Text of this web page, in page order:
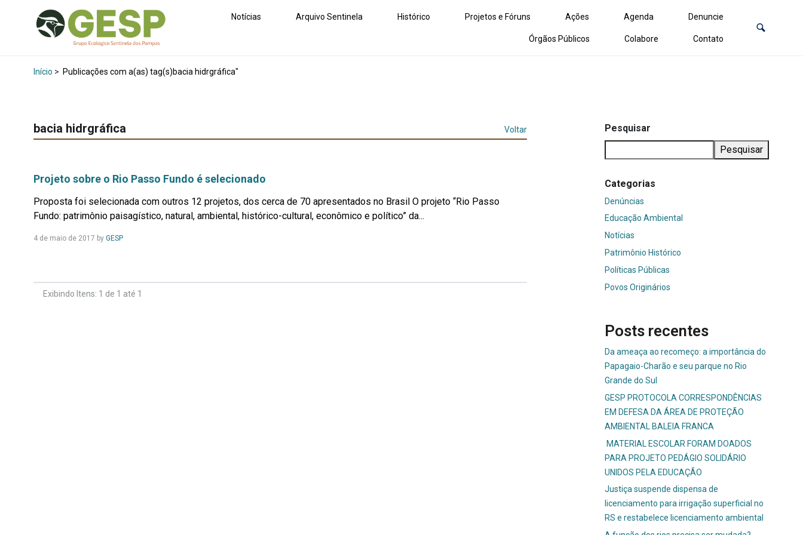
Notícias Arquivo Sentinela Histórico Projetos e Fóruns Ações Agenda Denuncie
Órgãos Públicos Colabore Contato
Início > Publicações com a(as) tag(s)bacia hidrgráfica"
bacia hidrgráfica Voltar
Projeto sobre o Rio Passo Fundo é selecionado
Proposta foi selecionada com outros 12 projetos, dos cerca de 70 apresentados no Brasil O projeto “Rio Passo
Fundo: patrimônio paisagístico, natural, ambiental, histórico-cultural, econômico e político” da...
4 de maio de 2017 by GESPLeia
Exibindo Itens: 1 de 1 até 1
Pesquisar
Pesquisar
Categorias
Denúncias
Educação Ambiental
Notícias
Patrimônio Histórico
Políticas Públicas
Povos Originários
Posts recentes
Da ameaça ao recomeço: a importância do
Papagaio-Charão e seu parque no Rio
Grande do Sul
GESP PROTOCOLA CORRESPONDÊNCIAS
EM DEFESA DA ÁREA DE PROTEÇÃO
AMBIENTAL BALEIA FRANCA
MATERIAL ESCOLAR FORAM DOADOS
PARA PROJETO PEDÁGIO SOLIDÁRIO
UNIDOS PELA EDUCAÇÃO
Justiça suspende dispensa de
licenciamento para irrigação superficial no
RS e restabelece licenciamento ambiental